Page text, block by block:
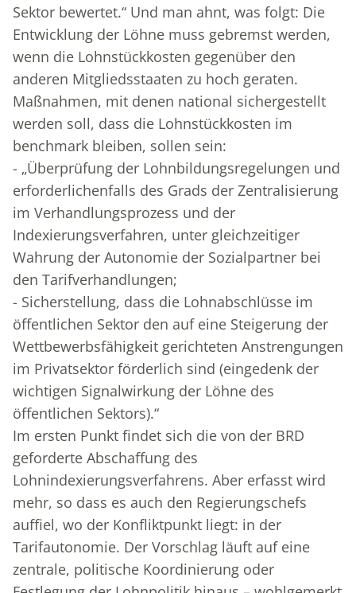
Sektor bewertet.“ Und man ahnt, was folgt: Die
Entwicklung der Löhne muss gebremst werden,
wenn die Lohnstückkosten gegenüber den
anderen Mitgliedsstaaten zu hoch geraten.
Maßnahmen, mit denen national sichergestellt
werden soll, dass die Lohnstückkosten im
benchmark bleiben, sollen sein:
- „Überprüfung der Lohnbildungsregelungen und
erforderlichenfalls des Grads der Zentralisierung
im Verhandlungsprozess und der
Indexierungsverfahren, unter gleichzeitiger
Wahrung der Autonomie der Sozialpartner bei
den Tarifverhandlungen;
- Sicherstellung, dass die Lohnabschlüsse im
öffentlichen Sektor den auf eine Steigerung der
Wettbewerbsfähigkeit gerichteten Anstrengungen
im Privatsektor förderlich sind (eingedenk der
wichtigen Signalwirkung der Löhne des
öffentlichen Sektors).“
Im ersten Punkt findet sich die von der BRD
geforderte Abschaffung des
Lohnindexierungsverfahrens. Aber erfasst wird
mehr, so dass es auch den Regierungschefs
auffiel, wo der Konfliktpunkt liegt: in der
Tarifautonomie. Der Vorschlag läuft auf eine
zentrale, politische Koordinierung oder